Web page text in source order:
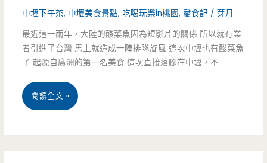
創
滾
筒
飯
中壢下午茶, 中壢美食景點, 吃喝玩樂in桃園, 愛食記 /芽月
最近這一兩年，大陸的酸菜魚因為短影片的關係 所以就有業
者引進了台灣 馬上就造成一陣排隊旋風 這次中壢也有酸菜魚
了 起源自廣洲的第一名美食 這次直接落腳在中壢，不
桃
閱讀全文 »